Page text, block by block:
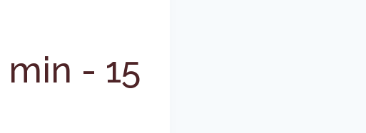
min - 15